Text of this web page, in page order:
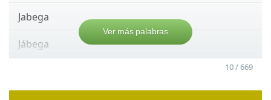
Jabega
Jábega
Ver más palabras
10 / 669